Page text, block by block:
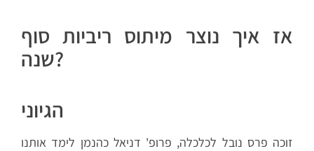
אז איך נוצר מיתוס ריביות סוף
שנה?
הגיוני
זוכה פרס נובל לכלכלה, פרופ' דניאל כהנמן לימד אותנו